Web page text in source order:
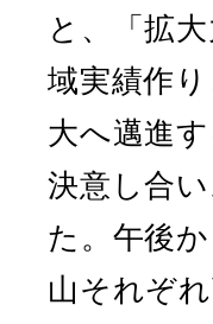
と、「拡
域実績作
大へ邁進
決意し合
た。午後
山それぞ